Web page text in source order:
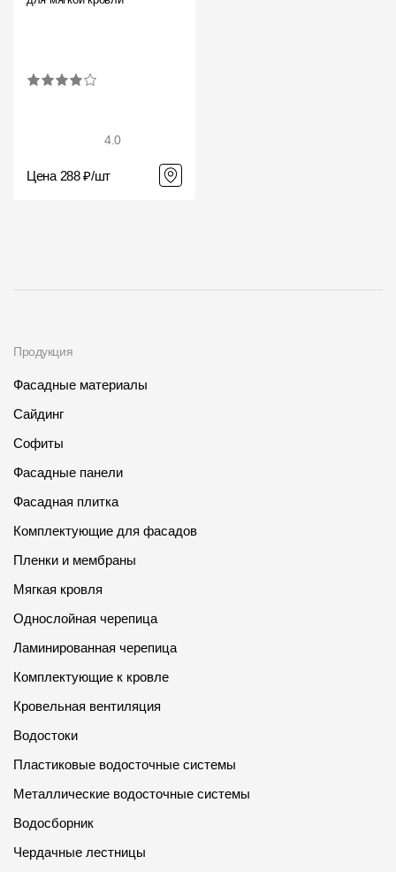
Комплектующие для фасадов
Мягкая кровля
Металлические водосточные системы
Водосборник
Документация
Документация
Инструкции по монтажу
Технические листы
Гарантии
Чертежи
Текстуры
4.0
Цена 288 ₽/шт
Продукция
Фасадные материалы
Сайдинг
Софиты
Фасадные панели
Фасадная плитка
Комплектующие для фасадов
Пленки и мембраны
Мягкая кровля
Однослойная черепица
Ламинированная черепица
Комплектующие к кровле
Кровельная вентиляция
Водостоки
Пластиковые водосточные системы
Металлические водосточные системы
Водосборник
Чердачные лестницы